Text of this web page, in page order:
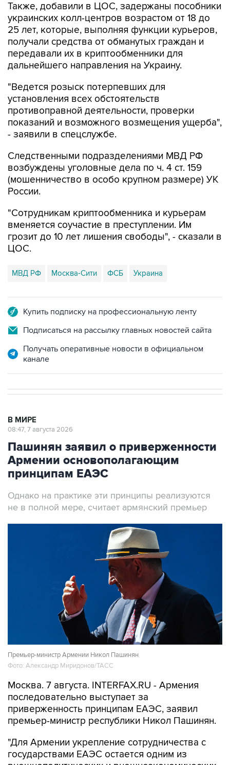
Также, добавили в ЦОС, задержаны пособники
украинских колл-центров возрастом от 18 до
25 лет, которые, выполняя функции курьеров,
получали средства от обманутых граждан и
передавали их в криптообменники для
дальнейшего направления на Украину.
"Ведется розыск потерпевших для
установления всех обстоятельств
противоправной деятельности, проверки
показаний и возможного возмещения ущерба",
- заявили в спецслужбе.
Следственными подразделениями МВД РФ
возбуждены уголовные дела по ч. 4 ст. 159
(мошенничество в особо крупном размере) УК
России.
"Сотрудникам криптообменника и курьерам
вменяется соучастие в преступлении. Им
грозит до 10 лет лишения свободы", - сказали в
ЦОС.
МВД РФ Москва-Сити ФСБ Украина
Купить подписку на профессиональную ленту
Подписаться на рассылку главных новостей сайта
Получать оперативные новости в официальном
канале
В МИРЕ
08:47, 7 августа 2026
Пашинян заявил о приверженности
Армении основополагающим
принципам ЕАЭС
Однако на практике эти принципы реализуются
не в полной мере, считает армянский премьер
Премьер-министр Армении Никол Пашинян
Фото: Александр Миридонов/ТАСС
Москва. 7 августа. INTERFAX.RU - Армения
последовательно выступает за
приверженность принципам ЕАЭС, заявил
премьер-министр республики Никол Пашинян.
"Для Армении укрепление сотрудничества с
государствами ЕАЭС остается одним из